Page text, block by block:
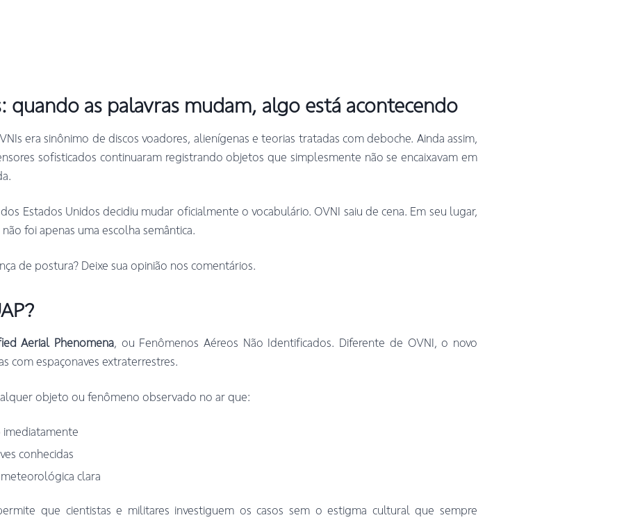
quando as palavras mudam, algo está acontecendo
era sinônimo de discos voadores, alienígenas e teorias tratadas com deboche. Ainda assim,
sofisticados continuaram registrando objetos que simplesmente não se encaixavam em
Estados Unidos decidiu mudar oficialmente o vocabulário. OVNI saiu de cena. Em seu lugar,
foi apenas uma escolha semântica.
de postura? Deixe sua opinião nos comentários.
Aerial Phenomena, ou Fenômenos Aéreos Não Identificados. Diferente de OVNI, o novo
com espaçonaves extraterrestres.
objeto ou fenômeno observado no ar que:
conhecidas
clara
que cientistas e militares investiguem os casos sem o estigma cultural que sempre